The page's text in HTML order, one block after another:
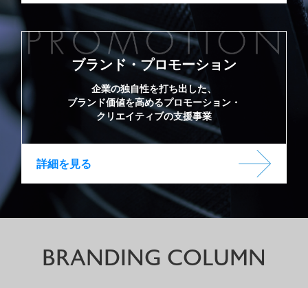
ブランド・プロモーション
企業の独自性を打ち出した、
ブランド価値を高めるプロモーション・
クリエイティブの支援事業
詳細を見る
BRANDING COLUMN